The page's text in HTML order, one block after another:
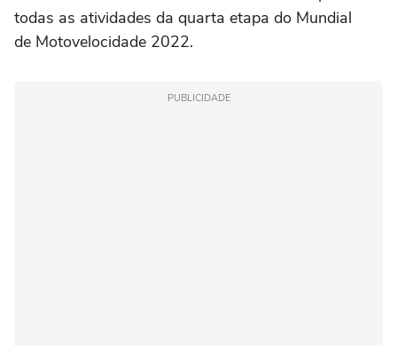
todas as atividades da quarta etapa do Mundial
de Motovelocidade 2022.
PUBLICIDADE